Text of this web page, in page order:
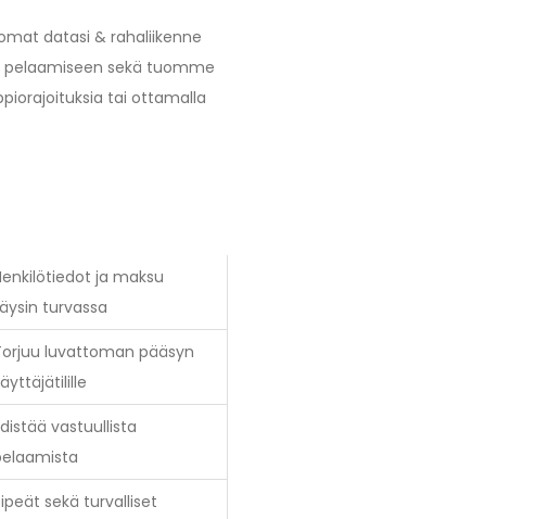
datasi & rahaliikenne
sekä tuomme
tai ottamalla
ja maksu
turvassa
luvattoman pääsyn
vastuullista
sekä turvalliset